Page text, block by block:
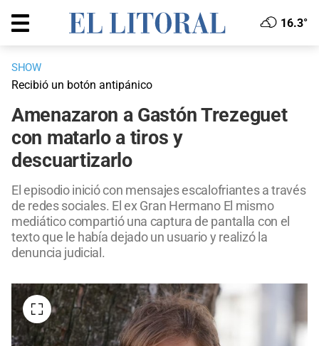
16.3°
SHOW
Recibió un botón antipánico
Amenazaron a Gastón Trezeguet
con matarlo a tiros y
descuartizarlo
El episodio inició con mensajes escalofriantes a través
de redes sociales. El ex Gran Hermano El mismo
mediático compartió una captura de pantalla con el
texto que le había dejado un usuario y realizó la
denuncia judicial.